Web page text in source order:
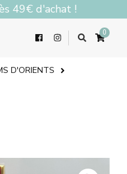
49€ d'achat !
0
D'ORIENTS